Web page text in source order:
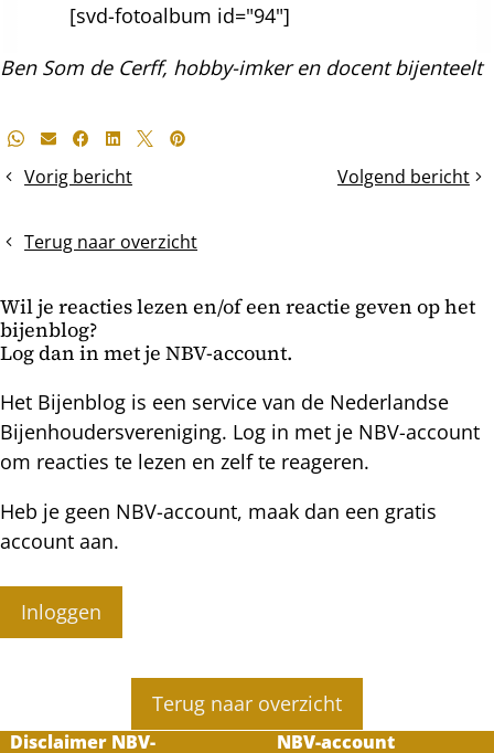
[svd-fotoalbum id="94"]
Ben Som de Cerff, hobby-imker en docent bijenteelt
Deel
bericht
Whatsapp
E-mailFacebook
LinkedIn
X Pinterest
Vorig bericht
Oxalen
een
wintertros
Volgend bericht
Veel
Terug naar overzicht
Wil je reacties lezen en/of een reactie geven op het
bijenblog?
Log dan in met je NBV-account.
Het Bijenblog is een service van de Nederlandse
Bijenhoudersvereniging. Log in met je NBV-account
om reacties te lezen en zelf te reageren.
Heb je geen NBV-account, maak dan een gratis
account aan.
Inloggen
Terug naar overzicht
Disclaimer NBV-
NBV-account